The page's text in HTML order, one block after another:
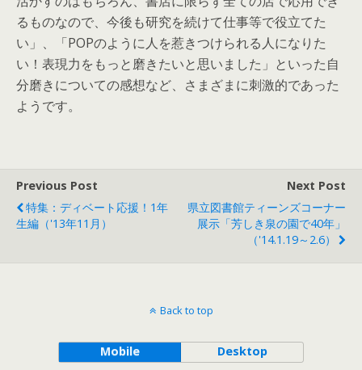
るものなので、今後も研究を続けて仕事等で役立てた
い」、「POPのように人を惹きつけられる人になりた
い！表現力をもっと磨きたいと思いました」といった自
分磨きについての感想など、さまざまに刺激的であった
ようです。
Previous Post
特集：ディベート応援！1年
生編（'13年11月）
Next Post
県立図書館ティーンズコーナー
展示「芳しき泉の園で40年」
（'14.1.19～2.6）
Back to top
Mobile Desktop